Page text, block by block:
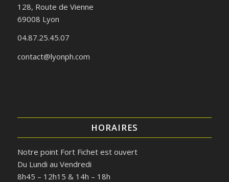
128, Route de Vienne
69008 Lyon
04.87.25.45.07
contact@lyonph.com
HORAIRES
Notre point Fort Fichet est ouvert
Du Lundi au Vendredi
8h45 – 12h15 & 14h – 18h